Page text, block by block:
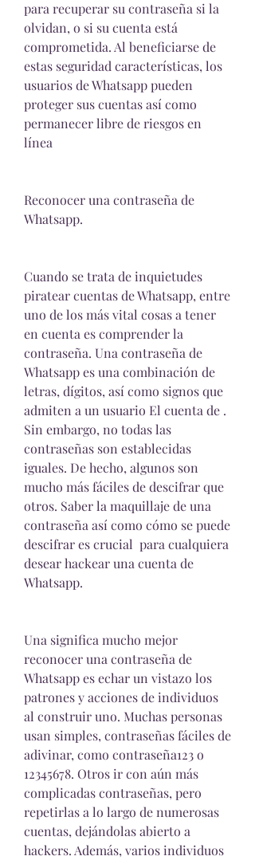
para recuperar su contraseña si la
olvidan, o si su cuenta está
comprometida. Al beneficiarse de
estas seguridad características, los
usuarios de Whatsapp pueden
proteger sus cuentas así como
permanecer libre de riesgos en
línea
Reconocer una contraseña de
Whatsapp.
Cuando se trata de inquietudes
piratear cuentas de Whatsapp, entre
uno de los más vital cosas a tener
en cuenta es comprender la
contraseña. Una contraseña de
Whatsapp es una combinación de
letras, dígitos, así como signos que
admiten a un usuario El cuenta de .
Sin embargo, no todas las
contraseñas son establecidas
iguales. De hecho, algunos son
mucho más fáciles de descifrar que
otros. Saber la maquillaje de una
contraseña así como cómo se puede
descifrar es crucial  para cualquiera
desear hackear una cuenta de
Whatsapp.
Una significa mucho mejor
reconocer una contraseña de
Whatsapp es echar un vistazo los
patrones y acciones de individuos
al construir uno. Muchas personas
usan simples, contraseñas fáciles de
adivinar, como contraseña123 o
12345678. Otros ir con aún más
complicadas contraseñas, pero
repetirlas a lo largo de numerosas
cuentas, dejándolas abierto a
hackers. Además, varios individuos